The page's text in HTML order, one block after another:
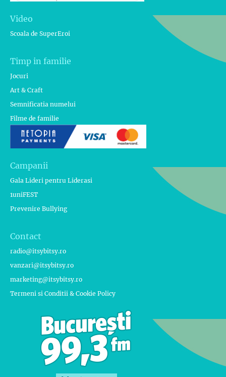
Video
Scoala de SuperEroi
Timp in familie
Jocuri
Art & Craft
Semnificatia numelui
Filme de familie
Campanii
Gala Lideri pentru Liderasi
1uniFEST
Prevenire Bullying
Contact
radio@itsybitsy.ro
vanzari@itsybitsy.ro
marketing@itsybitsy.ro
Termeni si Conditii & Cookie Policy